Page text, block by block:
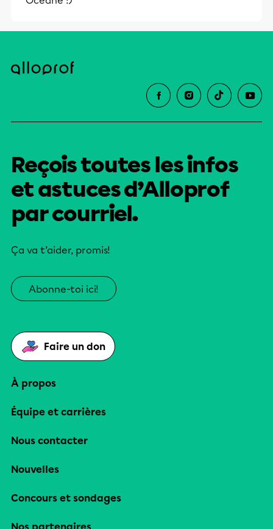
Reçois toutes les infos
et astuces d’Alloprof
par courriel.
Ça va t’aider, promis!
Abonne-toi ici!
Faire un don
À propos
Équipe et carrières
Nous contacter
Nouvelles
Concours et sondages